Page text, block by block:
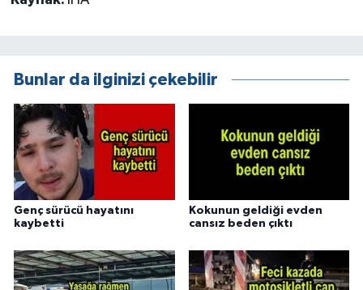
Bunlar da ilginizi çekebilir
Genç sürücü hayatını
kaybetti
Kokunun geldiği evden
cansız beden çıktı